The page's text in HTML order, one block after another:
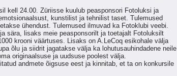
kell 24.00. Züriisse kuulub peasponsori Fotoluksi ja
kunstilist ja tehnilist taset. Tulemused
ühendust. Tulemused ilmuvad ka Fotoklubi veebi.
sära, lisaks meie peasponsorilt ja toetajalt Fotoluksilt
krooni väärtuses. Lisaks on A.LeCoq esikohale välja
õlu ja siidrit jagatakse välja ka lohutusauhindadene neile
originaalsuse ja uudsuse poolest välja.
andmete õigsuse eest ja kinnitab, et ta on konkursile